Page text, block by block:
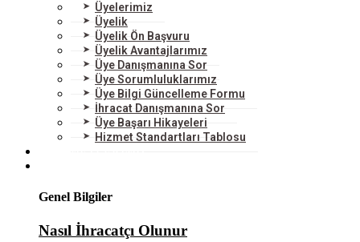
Üyelerimiz
Üyelik
Üyelik Ön Başvuru
Üyelik Avantajlarımız
Üye Danışmanına Sor
Üye Sorumluluklarımız
Üye Bilgi Güncelleme Formu
İhracat Danışmanına Sor
Üye Başarı Hikayeleri
Hizmet Standartları Tablosu
Genel Bilgiler
Nasıl İhracatçı Olunur